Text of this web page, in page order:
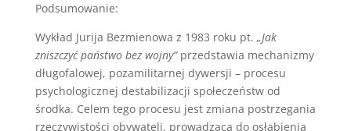
Podsumowanie:
Wykład Jurija Bezmienowa z 1983 roku pt. „Jak
zniszczyć państwo bez wojny”przedstawia mechanizmy
długofalowej, pozamilitarnej dywersji – procesu
psychologicznej destabilizacji społeczeństw od
środka. Celem tego procesu jest zmiana postrzegania
rzeczywistości obywateli, prowadząca do osłabienia